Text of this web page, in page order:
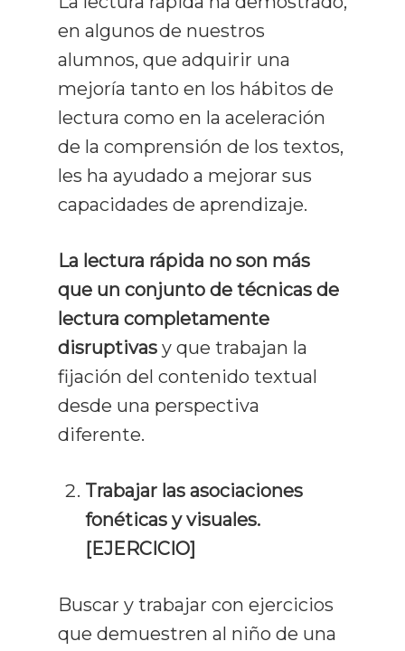
en algunos de nuestros
alumnos, que adquirir una
mejoría tanto en los hábitos de
lectura como en la aceleración
de la comprensión de los textos,
les ha ayudado a mejorar sus
capacidades de aprendizaje.
La lectura rápida no son más
que un conjunto de técnicas de
lectura completamente
disruptivas y que trabajan la
fijación del contenido textual
desde una perspectiva
diferente.
Trabajar las asociaciones
fonéticas y visuales.
[EJERCICIO]
Buscar y trabajar con ejercicios
que demuestren al niño de una
Rápida
Recursos
Gratuitos
Opiniones
Prensa Y
Lectura Rápida
Técnicas De Estudio
Comprensión
Productividad
Mentalidad
Contacto